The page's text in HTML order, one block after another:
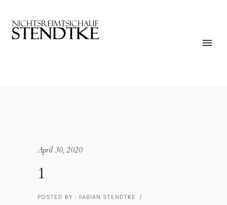
April 30, 2020
1
POSTED BY : FABIAN STENDTKE
/